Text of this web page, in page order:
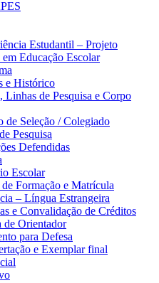
Estudantil – Projeto
Educação Escolar
e Histórico
Linhas de Pesquisa e Corpo
de Seleção / Colegiado
Pesquisa
Defendidas
Escolar
de Formação e Matrícula
– Língua Estrangeira
e Convalidação de Créditos
de Orientador
para Defesa
e Exemplar final